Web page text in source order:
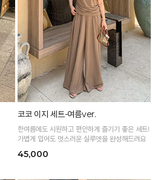
코코 이지 세트-여름ver.
한여름에도 시원하고 편안하게 즐기기 좋은 세트!
가볍게 입어도 멋스러운 실루엣을 완성해드려요
45,000